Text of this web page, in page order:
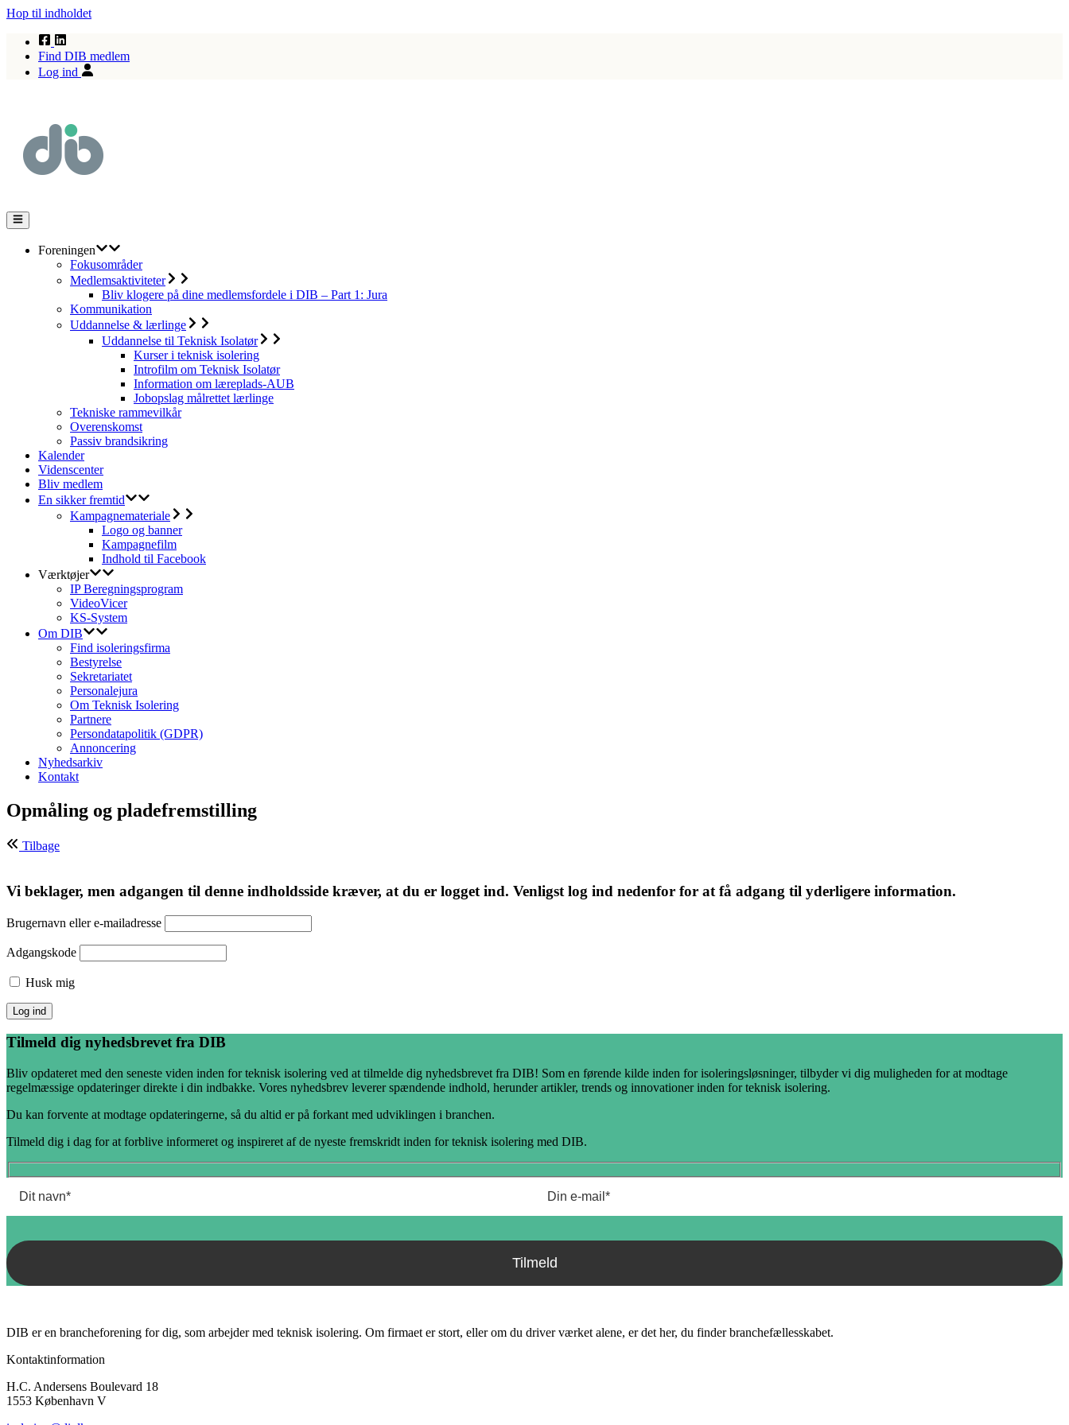
Hop til indholdet
Find DIB medlem
Log ind
Foreningen
Fokusområder
Medlemsaktiviteter
Bliv klogere på dine medlemsfordele i DIB – Part 1: Jura
Kommunikation
Uddannelse & lærlinge
Uddannelse til Teknisk Isolatør
Kurser i teknisk isolering
Introfilm om Teknisk Isolatør
Information om læreplads-AUB
Jobopslag målrettet lærlinge
Tekniske rammevilkår
Overenskomst
Passiv brandsikring
Kalender
Videnscenter
Bliv medlem
En sikker fremtid
Kampagnemateriale
Logo og banner
Kampagnefilm
Indhold til Facebook
Værktøjer
IP Beregningsprogram
VideoVicer
KS-System
Om DIB
Find isoleringsfirma
Bestyrelse
Sekretariatet
Personalejura
Om Teknisk Isolering
Partnere
Persondatapolitik (GDPR)
Annoncering
Nyhedsarkiv
Kontakt
Opmåling og pladefremstilling
Tilbage
Vi beklager, men adgangen til denne indholdsside kræver, at du er logget ind. Venligst log ind nedenfor for at få adgang til yderligere information.
Brugernavn eller e-mailadresse
Adgangskode
Husk mig
Tilmeld dig nyhedsbrevet fra DIB
Bliv opdateret med den seneste viden inden for teknisk isolering ved at tilmelde dig nyhedsbrevet fra DIB! Som en førende kilde inden for isoleringsløsninger, tilbyder vi dig muligheden for at modtage
regelmæssige opdateringer direkte i din indbakke. Vores nyhedsbrev leverer spændende indhold, herunder artikler, trends og innovationer inden for teknisk isolering.
Du kan forvente at modtage opdateringerne, så du altid er på forkant med udviklingen i branchen.
Tilmeld dig i dag for at forblive informeret og inspireret af de nyeste fremskridt inden for teknisk isolering med DIB.
DIB er en brancheforening for dig, som arbejder med teknisk isolering. Om firmaet er stort, eller om du driver værket alene, er det her, du finder branchefællesskabet.
Kontaktinformation
H.C. Andersens Boulevard 18
1553 København V